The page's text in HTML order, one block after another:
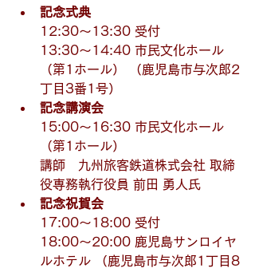
記念式典
12:30～13:30 受付
13:30～14:40 市民文化ホール
（第1ホール） （鹿児島市与次郎2
丁目3番1号）
記念講演会
15:00～16:30 市民文化ホール
（第1ホール）
講師　九州旅客鉄道株式会社 取締
役専務執行役員 前田 勇人氏
記念祝賀会
17:00～18:00 受付
18:00～20:00 鹿児島サンロイヤ
ルホテル （鹿児島市与次郎1丁目8